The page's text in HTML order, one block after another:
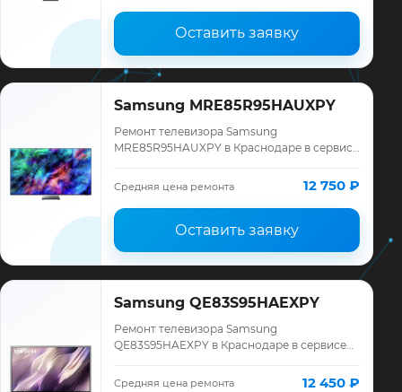
Оставить заявку
Samsung MRE85R95HAUXPY
Ремонт телевизора Samsung
MRE85R95HAUXPY в Краснодаре в сервисе
Samsung, смета до ремонта, запчасти и
гарантия до 12 меся…
Средняя цена ремонта 12 750 ₽
Оставить заявку
Samsung QE83S95HAEXPY
Ремонт телевизора Samsung
QE83S95HAEXPY в Краснодаре в сервисе
Samsung, смета до ремонта, запчасти и
Средняя цена ремонта 12 450 ₽